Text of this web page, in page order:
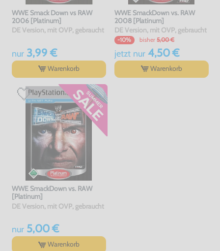
WWE Smack Down vs RAW
2006 [Platinum]
DE Version, mit OVP, gebraucht
nur3,99 €
Warenkorb
WWE SmackDown vs. RAW
2008 [Platinum]
DE Version, mit OVP, gebraucht
-10% bisher 5,00 €
jetzt nur4,50 €
Warenkorb
WWE SmackDown vs. RAW
[Platinum]
DE Version, mit OVP, gebraucht
nur5,00 €
Warenkorb